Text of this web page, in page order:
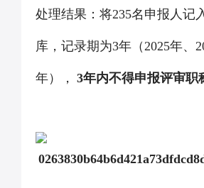
处理结果：将235名申报人记
库，记录期为3年（2025年、
年）， 3年内不得申报评审职